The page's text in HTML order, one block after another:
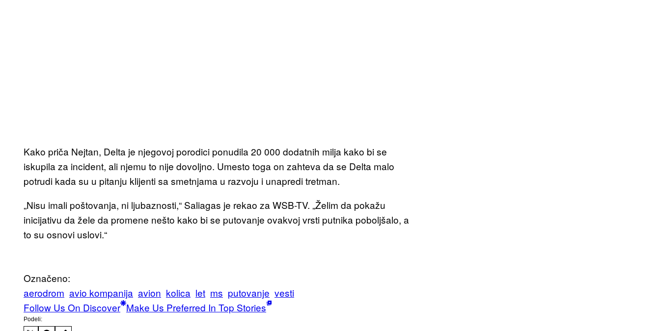
Kako priča Nejtan, Delta je njegovoj porodici ponudila 20 000 dodatnih milja kako bi se
iskupila za incident, ali njemu to nije dovoljno. Umesto toga on zahteva da se Delta malo
potrudi kada su u pitanju klijenti sa smetnjama u razvoju i unapredi tretman.
„Nisu imali poštovanja, ni ljubaznosti,“ Saliagas je rekao za WSB-TV. „Želim da pokažu
inicijativu da žele da promene nešto kako bi se putovanje ovakvoj vrsti putnika poboljšalo, a
to su osnovi uslovi.“
Označeno:
aerodrom avio kompanija avion kolica let ms putovanje vesti
Follow Us On Discover Make Us Preferred In Top Stories
Podeli: